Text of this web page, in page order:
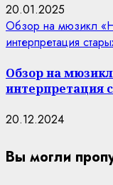
20.01.2025
Обзор на мюзикл
интерпретация
Обзор на
интерпретация
20.12.2024
Вы могли